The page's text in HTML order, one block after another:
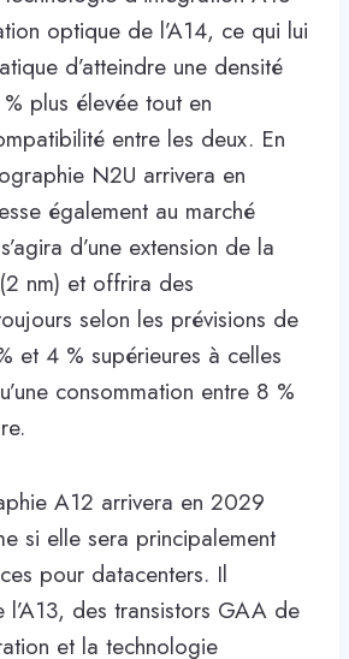
optique de l’A14, ce qui lui
d’atteindre une densité
plus élevée tout en
entre les deux. En
N2U arrivera en
également au marché
d’une extension de la
nm) et offrira des
selon les prévisions de
et 4 % supérieures à celles
consommation entre 8 %
A12 arrivera en 2029
si elle sera principalement
pour datacenters. Il
l’A13, des transistors GAA de
et la technologie